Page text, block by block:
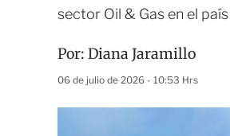
sector Oil & Gas en el
Por: Diana Jaramillo
06 de julio de 2026 - 10:53 Hrs